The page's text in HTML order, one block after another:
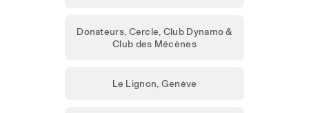
Donateurs, Cercle, Club Dynamo &
Club des Mécènes
Le Lignon, Genève